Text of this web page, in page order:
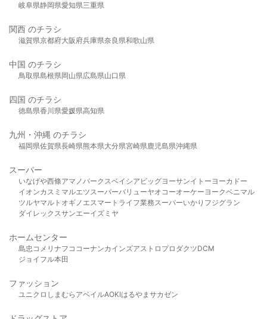
岐阜県静岡県愛知県三重県
関西 のチラシ
滋賀県京都府大阪府兵庫県奈良県和歌山県
中国 のチラシ
鳥取県島根県岡山県広島県山口県
四国 のチラシ
徳島県香川県愛媛県高知県
九州・沖縄 のチラシ
福岡県佐賀県長崎県熊本県大分県宮崎県鹿児島県沖縄県
スーパー
いなげや西條アマノパークスベイシア ビッグヨーサンイトーヨーカドー
イオンカスミ マルエツスーパーバリューヤオコーオーケー ヨークベニマル
ツルヤマルト オギノ エスマート ライフ業務スーパーいかり フジグラン
ダイレックスサンエーイズミヤ
ホームセンター
島忠 コメリ ナフコ コーナンカインズアストロプロダクツDCM
ジョイフル本田
ファッション
ユニクロ しまむら アベイルAOKIはるやま サカゼン